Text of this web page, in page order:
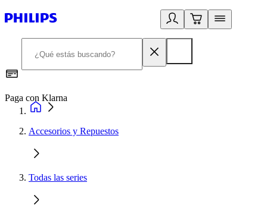
Paga con Klarna
Accesorios y Repuestos
Todas las series